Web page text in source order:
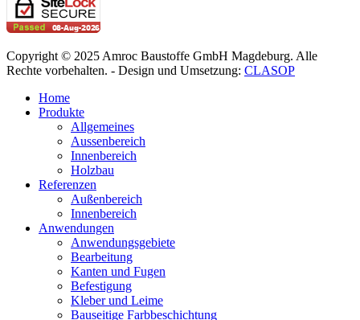
Copyright © 2025 Amroc Baustoffe GmbH Magdeburg. Alle
Rechte vorbehalten. - Design und Umsetzung: CLASOP
Home
Produkte
Allgemeines
Aussenbereich
Innenbereich
Holzbau
Referenzen
Außenbereich
Innenbereich
Anwendungen
Anwendungsgebiete
Bearbeitung
Kanten und Fugen
Befestigung
Kleber und Leime
Bauseitige Farbbeschichtung